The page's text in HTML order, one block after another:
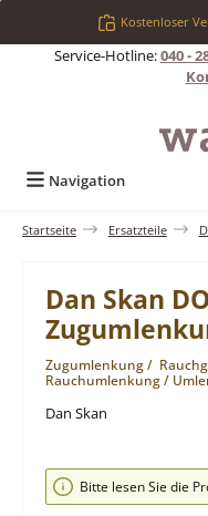
Zum Hauptinhalt springen
Kostenloser
Service-Hotline:040 -
Navigation
Startseite Ersatzteile
Dan Skan
Zugumlenkung /
Rauchumlenkung /
Dan Skan
Bildergalerie überspringen
Bitte lesen Sie die